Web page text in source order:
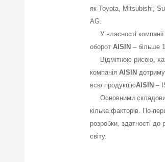
як Toyota, Mitsubishi,
AG.
У власності компанії
оборот AISIN – більше
Відмітною рисою,
компанія AISIN
всю продукціюAISIN –
Основними
кілька факторів. По-
розробки, здатності
світу.